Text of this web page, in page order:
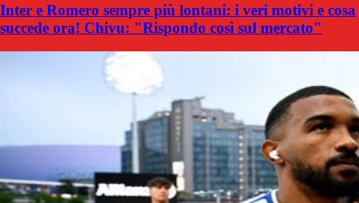
Inter e Romero sempre più lontani: i veri motivi e cosa
succede ora! Chivu: "Rispondo così sul mercato"